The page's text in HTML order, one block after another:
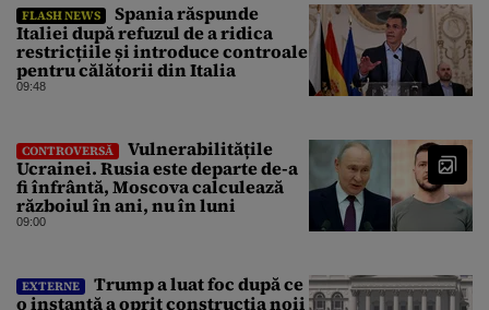
FLASH NEWS
Spania răspunde
Italiei după refuzul de a ridica
restricțiile și introduce controale
pentru călătorii din Italia
09:48
CONTROVERSĂ
Vulnerabilitățile
Ucrainei. Rusia este departe de-a
fi înfrântă, Moscova calculează
războiul în ani, nu în luni
09:00
EXTERNE
Trump a luat foc după ce
o instanță a oprit construcția noii